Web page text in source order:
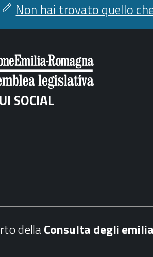
Non hai trovato quello
SOCIAL
dellaConsulta degli